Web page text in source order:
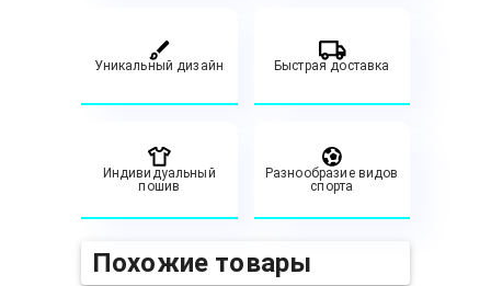
Уникальный дизайн Быстрая доставка
Индивидуальный
пошив
Разнообразие видов
спорта
Похожие товары